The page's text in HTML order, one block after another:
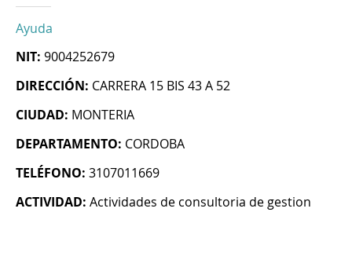
Ayuda
NIT: 9004252679
DIRECCIÓN: CARRERA 15 BIS 43 A 52
CIUDAD: MONTERIA
DEPARTAMENTO: CORDOBA
TELÉFONO: 3107011669
ACTIVIDAD: Actividades de consultoria de gestion